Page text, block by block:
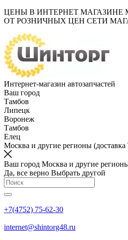
ЦЕНЫ В ИНТЕРНЕТ МАГАЗИНЕ
ОТ РОЗНИЧНЫХ ЦЕН СЕТИ
Интернет-магазин автозапчастей
Ваш город
Тамбов
Липецк
Воронеж
Тамбов
Елец
Москва и другие регионы
Ваш город Москва и другие
Да, все верно Выбрать другой
+7(4752) 75-62-30
internet@shintorg48.ru